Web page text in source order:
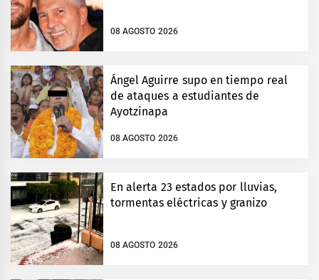
08 AGOSTO 2026
Ángel Aguirre supo en tiempo real
de ataques a estudiantes de
Ayotzinapa
08 AGOSTO 2026
En alerta 23 estados por lluvias,
tormentas eléctricas y granizo
08 AGOSTO 2026